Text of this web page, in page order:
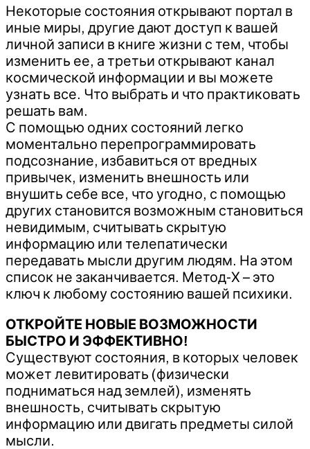
Некоторые состояния открывают портал в
иные миры, другие дают доступ к вашей
личной записи в книге жизни с тем, чтобы
изменить ее, а третьи открывают канал
космической информации и вы можете
узнать все. Что выбрать и что практиковать
решать вам.
С помощью одних состояний легко
моментально перепрограммировать
подсознание, избавиться от вредных
привычек, изменить внешность или
внушить себе все, что угодно, с помощью
других становится возможным становиться
невидимым, считывать скрытую
информацию или телепатически
передавать мысли другим людям. На этом
список не заканчивается. Метод-Х – это
ключ к любому состоянию вашей психики.
ОТКРОЙТЕ НОВЫЕ ВОЗМОЖНОСТИ
БЫСТРО И ЭФФЕКТИВНО!
Существуют состояния, в которых человек
может левитировать (физически
подниматься над землей), изменять
внешность, считывать скрытую
информацию или двигать предметы силой
мысли.